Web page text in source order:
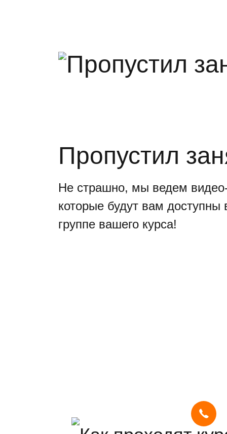
Пропустил
Не страшно, мы ведем видео-
которые будут вам доступны
группе вашего курса!